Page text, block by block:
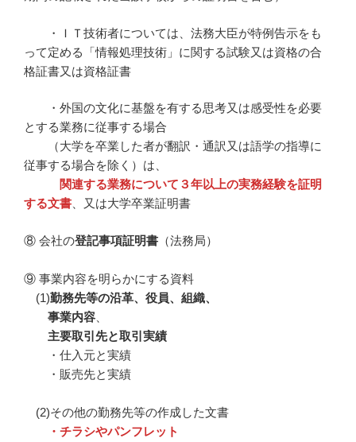
・ＩＴ技術者については、法務大臣が特例告示をも
って定める「情報処理技術」に関する試験又は資格の合
格証書又は資格証書
・外国の文化に基盤を有する思考又は感受性を必要
とする業務に従事する場合
（大学を卒業した者が翻訳・通訳又は語学の指導に
従事する場合を除く）は、
関連する業務について３年以上の実務経験を証明
する文書、又は大学卒業証明書
⑧ 会社の登記事項証明書 （法務局）
⑨ 事業内容を明らかにする資料
(1)勤務先等の沿革、役員、組織、
事業内容
主要取引先と取引実績
・仕入元と実績
・販売先と実績
(2)その他の勤務先等の作成した文書
・チラシやパンフレット